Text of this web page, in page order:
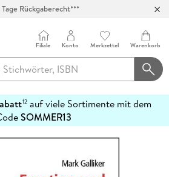
Rückgaberecht***
Filiale Konto Merkzettel Warenkorb
12auf viele Sortimente mit dem
SOMMER13